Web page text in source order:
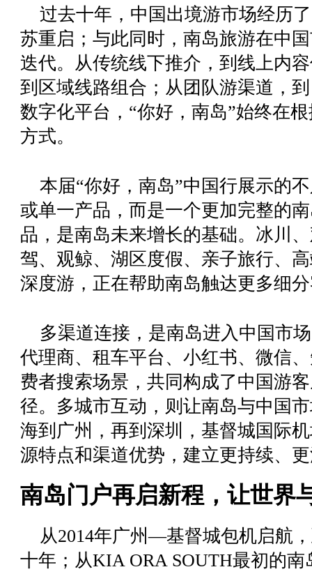
过去十年，中国出境游市场经历
苏重启；与此同时，南岛旅游在中
迭代。从传统线下推介，到线上内
到区域线路组合；从团队游渠道，
数字化平台， “你好，南岛”始终在
方式。
本届“你好，南岛”中国行展示的
或单一产品，而是一个更加完整的
品，是南岛未来增长的基础。冰川
驾、观鲸、湖区度假、亲子旅行、
深度游，正在帮助南岛触达更多细
多渠道连接，是南岛进入中国市
代理商、租车平台、小红书、微信
费者搜索场景，共同构成了中国游
径。多城市互动，则让南岛与中国
海到广州，再到深圳，基督城国际
源特点和渠道优势，建立更持续、
南岛门户再启新程，让世界
从2014年广州—基督城包机启航
十年；从KIA ORA SOUTH最初的